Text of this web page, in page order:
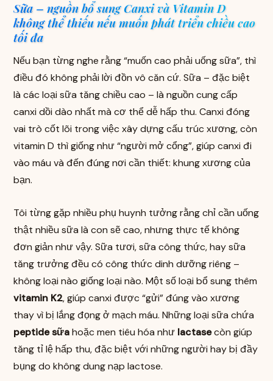
Sữa – nguồn bổ sung Canxi và Vitamin D
không thể thiếu nếu muốn phát triển chiều cao
tối đa
Nếu bạn từng nghe rằng “muốn cao phải uống sữa”, thì
điều đó không phải lời đồn vô căn cứ. Sữa – đặc biệt
là các loại sữa tăng chiều cao – là nguồn cung cấp
canxi dồi dào nhất mà cơ thể dễ hấp thu. Canxi đóng
vai trò cốt lõi trong việc xây dựng cấu trúc xương, còn
vitamin D thì giống như “người mở cổng”, giúp canxi đi
vào máu và đến đúng nơi cần thiết: khung xương của
bạn.
Tôi từng gặp nhiều phụ huynh tưởng rằng chỉ cần uống
thật nhiều sữa là con sẽ cao, nhưng thực tế không
đơn giản như vậy. Sữa tươi, sữa công thức, hay sữa
tăng trưởng đều có công thức dinh dưỡng riêng –
không loại nào giống loại nào. Một số loại bổ sung thêm
vitamin K2, giúp canxi được “gửi” đúng vào xương
thay vì bị lắng đọng ở mạch máu. Những loại sữa chứa
peptide sữahoặc men tiêu hóa như lactasecòn giúp
tăng tỉ lệ hấp thu, đặc biệt với những người hay bị đầy
bụng do không dung nạp lactose.